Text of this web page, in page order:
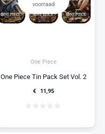
voorraad
One Piece
One Piece Tin Pack Set Vol. 2
€ 11,95